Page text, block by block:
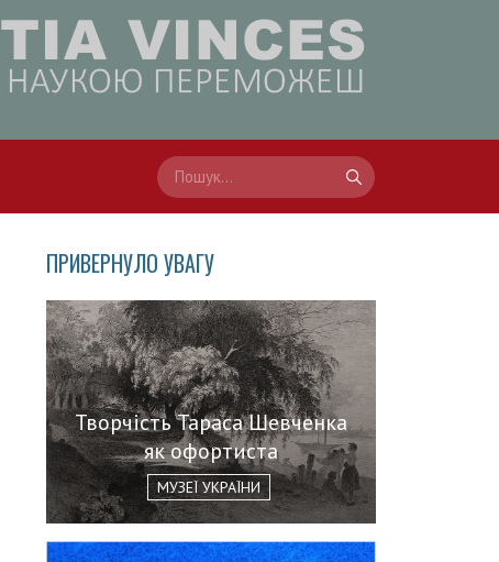
ПРИВЕРНУЛО УВАГУ
Творчість Тараса Шевченка
як офортиста
МУЗЕЇ УКРАЇНИ